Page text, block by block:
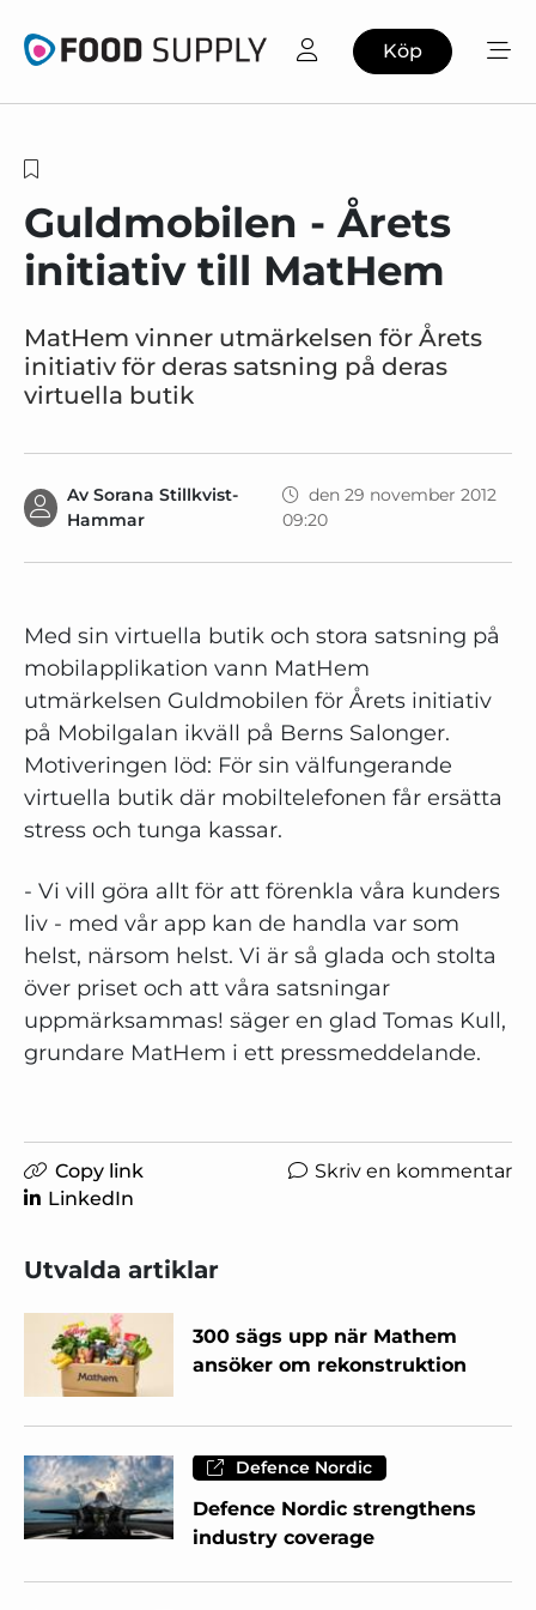
Köp
Guldmobilen - Årets
initiativ till MatHem
MatHem vinner utmärkelsen för Årets
initiativ för deras satsning på deras
virtuella butik
Av Sorana Stillkvist-
Hammar
den 29 november 2012
09:20
Med sin virtuella butik och stora satsning på
mobilapplikation vann MatHem
utmärkelsen Guldmobilen för Årets initiativ
på Mobilgalan ikväll på Berns Salonger.
Motiveringen löd: För sin välfungerande
virtuella butik där mobiltelefonen får ersätta
stress och tunga kassar.
- Vi vill göra allt för att förenkla våra kunders
liv - med vår app kan de handla var som
helst, närsom helst. Vi är så glada och stolta
över priset och att våra satsningar
uppmärksammas! säger en glad Tomas Kull,
grundare MatHem i ett pressmeddelande.
Copy link
LinkedIn
Skriv en kommentar
Utvalda artiklar
300 sägs upp när Mathem
ansöker om rekonstruktion
Defence Nordic
Defence Nordic strengthens
industry coverage